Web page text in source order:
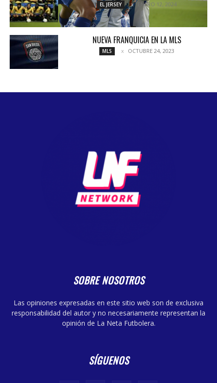
EL JERSEY ENERO 12, 2024
NUEVA FRANQUICIA EN LA MLS
MLS OCTUBRE 24, 2023
SOBRE NOSOTROS
Las opiniones expresadas en este sitio web son de exclusiva
responsabilidad del autor y no necesariamente representan la
opinión de La Neta Futbolera.
SÍGUENOS